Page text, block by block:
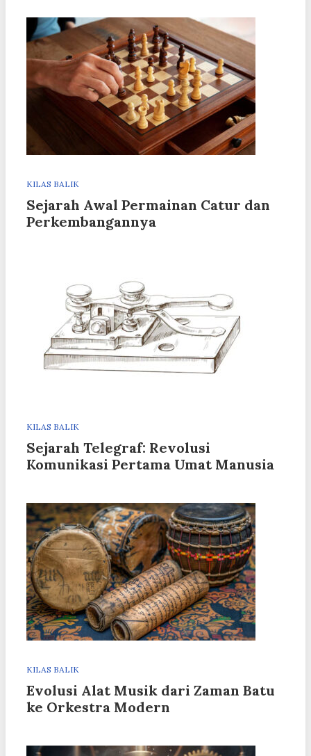
KILAS BALIK
Sejarah Awal Permainan Catur dan
Perkembangannya
KILAS BALIK
Sejarah Telegraf: Revolusi
Komunikasi Pertama Umat Manusia
KILAS BALIK
Evolusi Alat Musik dari Zaman Batu
ke Orkestra Modern